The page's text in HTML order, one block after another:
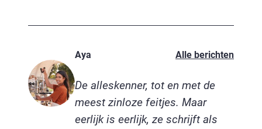
Aya Alle berichten
De alleskenner, tot en met de
meest zinloze feitjes. Maar
eerlijk is eerlijk, ze schrijft als